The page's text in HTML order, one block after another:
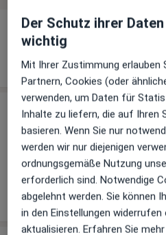
Über mich
Weiterbildungen und
Intensivmediziner
Leistungen
Keine Informationen über
Auf diesem Profil wurden
über Leistungen
Der Schutz ihrer
wichtig
Mit Ihrer Zustimmung erlauben
Partnern, Cookies (oder
verwenden, um Daten für
Inhalte zu liefern, die auf Ihren
basieren. Wenn Sie nur
werden wir nur diejenigen
ordnungsgemäße Nutzung
erforderlich sind. Notwendige
abgelehnt werden. Sie können
in den Einstellungen
aktualisieren. Erfahren Sie